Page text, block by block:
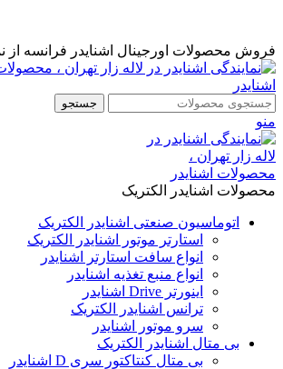
فروش محصولات اورجینال اشنایدر فرانسه از
جستجو
منو
محصولات اشنایدر الکتریک
اتوماسیون صنعتی اشنایدر الکتریک
استارتر موتور اشنایدر الکتریک
انواع سافت استارتر اشنایدر
انواع منبع تغذیه اشنایدر
اینورتر Drive اشنایدر
ترانس اشنایدر الکتریک
سرو موتور اشنایدر
بی متال اشنایدر الکتریک
بی متال کنتاکتور سری D اشنایدر